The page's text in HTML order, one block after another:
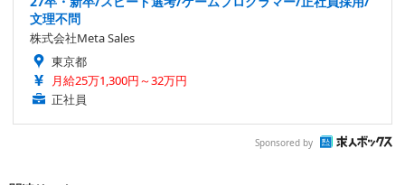
文理不問
株式会社Meta Sales
東京都
月給25万1,300円～32万円
正社員
Sponsored by